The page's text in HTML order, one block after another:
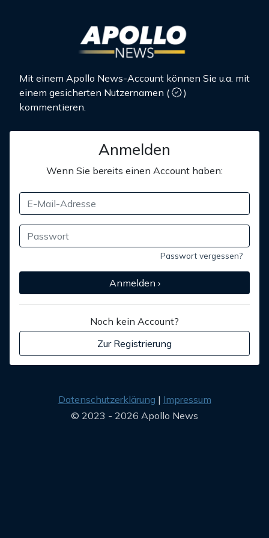
Mit einem Apollo News-Account können Sie u.a. mit
einem gesicherten Nutzernamen (
)
kommentieren.
Anmelden
Wenn Sie bereits einen Account haben:
Passwort vergessen?
Anmelden ›
Noch kein Account?
Zur Registrierung
Datenschutzerklärung
Impressum
© 2023 - 2026 Apollo News